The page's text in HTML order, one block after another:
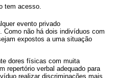
acesso.
evento privado
Como não há dois indivíduos com
expostos a uma situação
dores físicas com muita
repertório verbal adequado para
realizar discriminações mais